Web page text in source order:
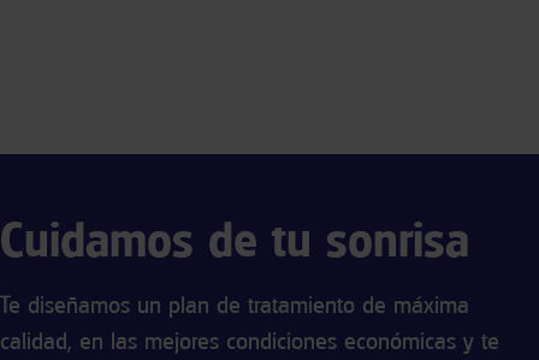
Cuidamos de tu sonrisa
Te diseñamos un plan de tratamiento de máxima
calidad, en las mejores condiciones económicas y te